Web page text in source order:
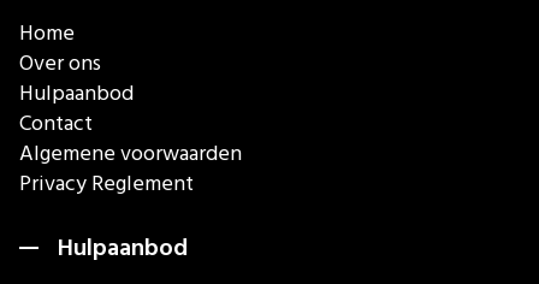
Home
Over ons
Hulpaanbod
Contact
Algemene voorwaarden
Privacy Reglement
Hulpaanbod